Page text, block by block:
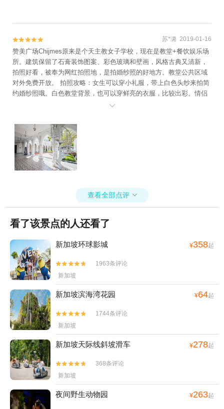

 苏*潞 2019-01-16
赞美广场Chijmes原来是个天主教女子学校，现在是教堂+餐饮娱乐场
所。建筑保留了石膏装饰图案、彩色玻璃和壁画，风格古典又清新，
拍照好看，被奉为网红拍照地，是拍婚纱照的好地方。教堂公共区域
对外免费开放。 拍照攻略：女生可以穿小礼服，带上白色头纱来拍简
约婚纱照哦。白色教堂背景，也可以穿鲜亮的衣服，比较出彩。情侣
也可以来旅拍。 入口走廊有个白色旋转楼梯，很好出片。 进入园内，
柱、透明玻璃吊灯、边上的大叶绿植，都是拍ins风照片的最佳因素。
园内的秋千，小盆友们在这里玩。等他们玩好了，我也在这里拍了照
片。 继续往里走，正好看到有人在求婚。男生跪地求婚，女生抱着花
说yes，然后两人拥抱亲吻，画面超甜蜜。 广场里有很多餐厅，散落
在教堂附近。 我们去的时候，教堂里也有人在筹备婚礼。到处都是恋

查看全部点评 
看了该景点的人还看了
新加坡环球影城 ¥358起


1963条评论
新加坡
新加坡滨海湾花园 ¥64起


1744条评论
新加坡
新加坡天际线斜坡滑车 ¥278起


368条评论
新加坡
夜间野生动物园 ¥263起